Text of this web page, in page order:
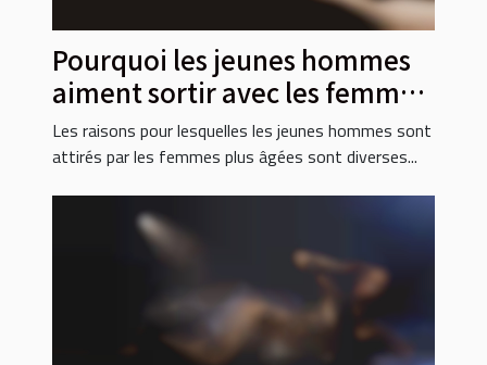
Pourquoi les jeunes hommes
aiment sortir avec les femmes
plus âgées ?
Les raisons pour lesquelles les jeunes hommes sont
attirés par les femmes plus âgées sont diverses...